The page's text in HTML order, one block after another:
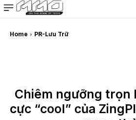
MMOSITE - Thông tin
Bài viết nổi bật
Home PR-Lưu Trữ
Chiêm ngưỡng trọn
cực “cool” của